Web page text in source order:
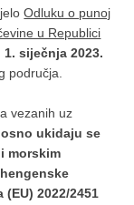
Odluku o punoj
u Republici
1. siječnja 2023.
područja.
vezanih uz
ukidaju se
morskim
2022/2451